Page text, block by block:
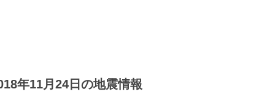
年11月24日の地震情報